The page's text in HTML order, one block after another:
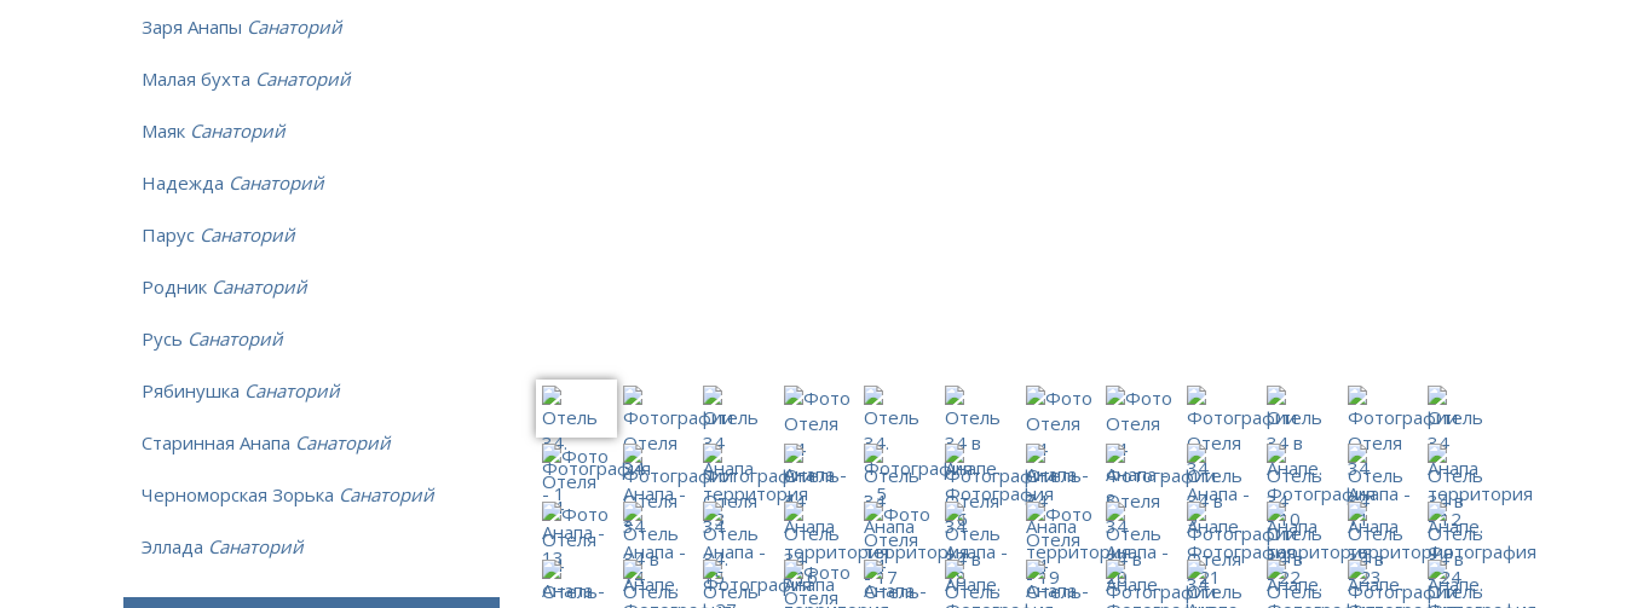
Заря Анапы Санаторий
Малая бухта Санаторий
Маяк Санаторий
Надежда Санаторий
Парус Санаторий
Родник Санаторий
Русь Санаторий
Рябинушка Санаторий
Старинная Анапа Санаторий
Черноморская Зорька Санаторий
Эллада Санаторий